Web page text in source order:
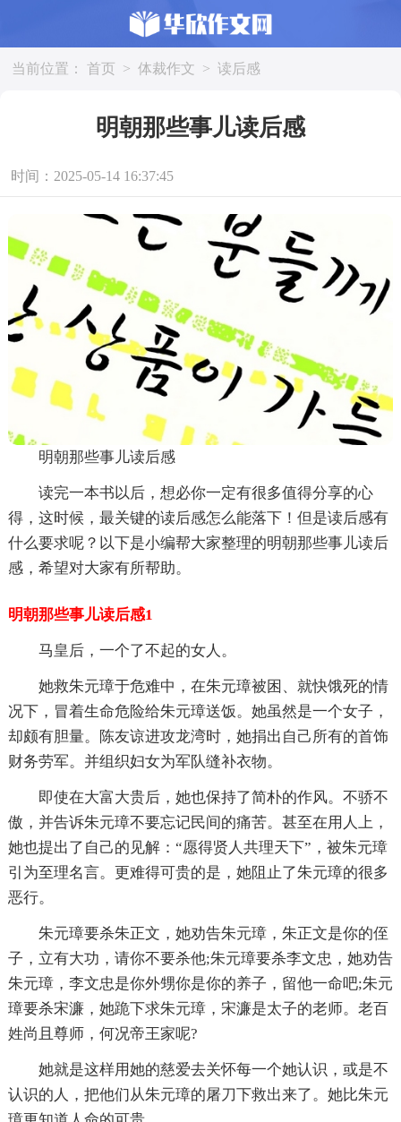
当前位置： 首页 > 体裁作文 > 读后感
明朝那些事儿读后感
时间：2025-05-14 16:37:45
明朝那些事儿读后感
读完一本书以后，想必你一定有很多值得分享的心
得，这时候，最关键的读后感怎么能落下！但是读后感有
什么要求呢？以下是小编帮大家整理的明朝那些事儿读后
感，希望对大家有所帮助。
明朝那些事儿读后感1
马皇后，一个了不起的女人。
她救朱元璋于危难中，在朱元璋被困、就快饿死的情
况下，冒着生命危险给朱元璋送饭。她虽然是一个女子，
却颇有胆量。陈友谅进攻龙湾时，她捐出自己所有的首饰
财务劳军。并组织妇女为军队缝补衣物。
即使在大富大贵后，她也保持了简朴的作风。不骄不
傲，并告诉朱元璋不要忘记民间的痛苦。甚至在用人上，
她也提出了自己的见解：“愿得贤人共理天下”，被朱元璋
引为至理名言。更难得可贵的是，她阻止了朱元璋的很多
恶行。
朱元璋要杀朱正文，她劝告朱元璋，朱正文是你的侄
子，立有大功，请你不要杀他;朱元璋要杀李文忠，她劝告
朱元璋，李文忠是你外甥你是你的养子，留他一命吧;朱元
璋要杀宋濂，她跪下求朱元璋，宋濂是太子的老师。老百
姓尚且尊师，何况帝王家呢?
她就是这样用她的慈爱去关怀每一个她认识，或是不
认识的人，把他们从朱元璋的屠刀下救出来了。她比朱元